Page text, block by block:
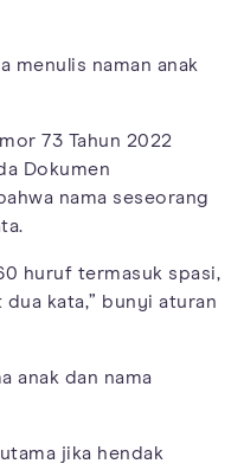
menulis naman anak
73 Tahun 2022
Dokumen
nama seseorang
huruf termasuk spasi,
kata,” bunyi aturan
anak dan nama
jika hendak